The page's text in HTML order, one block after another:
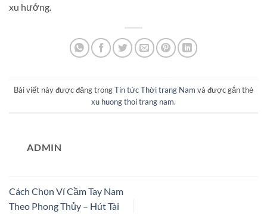
xu hướng.
Bài viết này được đăng trongTin tức Thời trang Nam và được gắn thẻ
xu huong thoi trang nam.
ADMIN
Cách Chọn Ví Cầm Tay Nam
Theo Phong Thủy – Hút Tài